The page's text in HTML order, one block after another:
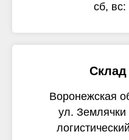
сб,
Воронежская
ул.